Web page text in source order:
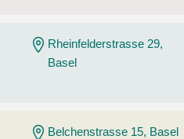
Rheinfelderstrasse 29,
Basel
Belchenstrasse 15, Basel